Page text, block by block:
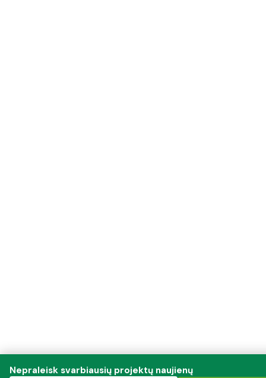
Nepraleisk svarbiausių projektų naujienų